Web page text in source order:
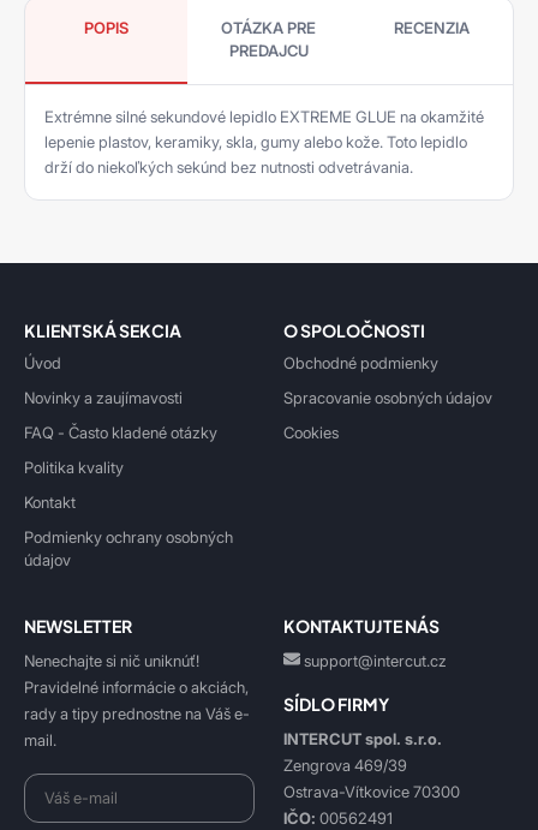
POPIS
OTÁZKA PRE
PREDAJCU
RECENZIA
Extrémne silné sekundové lepidlo EXTREME GLUE na okamžité
lepenie plastov, keramiky, skla, gumy alebo kože. Toto lepidlo
drží do niekoľkých sekúnd bez nutnosti odvetrávania.
KLIENTSKÁ SEKCIA
Úvod
Novinky a zaujímavosti
FAQ - Často kladené otázky
Politika kvality
Kontakt
Podmienky ochrany osobných
údajov
O SPOLOČNOSTI
Obchodné podmienky
Spracovanie osobných údajov
Cookies
NEWSLETTER
Nenechajte si nič uniknúť!
Pravidelné informácie o akciách,
rady a tipy prednostne na Váš e-
mail.
KONTAKTUJTE NÁS
support@intercut.cz
SÍDLO FIRMY
INTERCUT spol. s.r.o.
Zengrova 469/39
Ostrava-Vítkovice 70300
IČO: 00562491